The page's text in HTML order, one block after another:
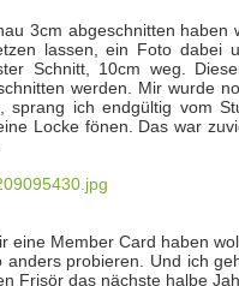
3cm abgeschnitten haben
lassen, ein Foto dabei
Schnitt, 10cm weg.
werden. Mir wurde
ich endgültig vom
Locke fönen. Das war
eine Member Card haben
probieren. Und ich
Frisör das nächste halbe